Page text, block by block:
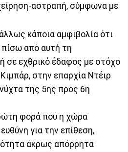
αστραπή, σύμφωνα με
κάποια αμφιβολία ότι
πίσω από αυτή τη
σε εχθρικό έδαφος με στόχο
στην επαρχία Ντέιρ
της 5ης προς 6η
φορά που η χώρα
για την επίθεση,
άκρως απόρρητα